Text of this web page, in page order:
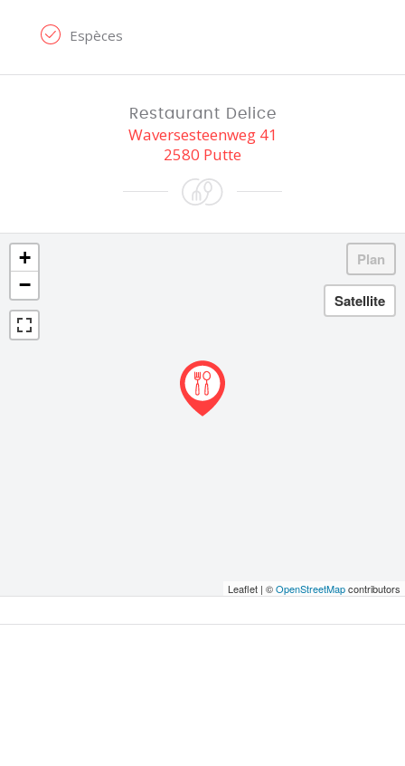
Espèces
Restaurant Delice
Waversesteenweg 41
2580 Putte
+
−
Leaflet | ©OpenStreetMapcontributors